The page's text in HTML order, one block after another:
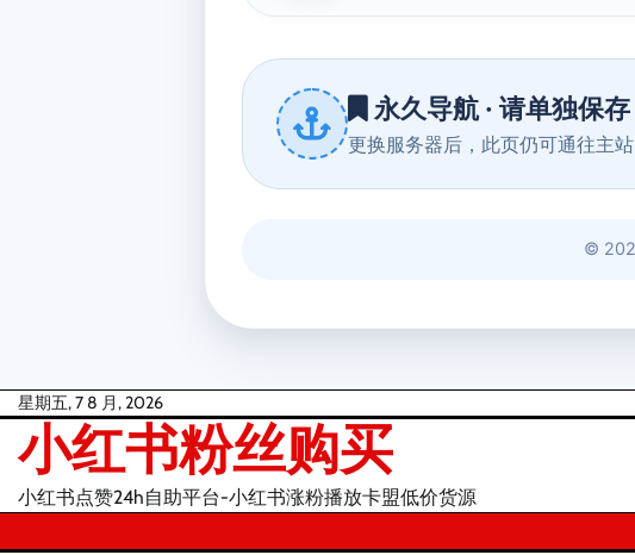
Skip
content
星期五, 7 8 月, 2026
小红书粉丝购买
小红书点赞24h自助平台-小红书涨粉播放卡盟低价货源